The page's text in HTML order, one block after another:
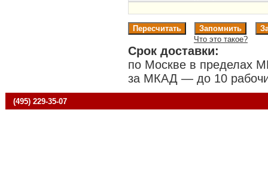
Что это такое?
Срок доставки:
по Москве в пределах
за МКАД — до 10
(495) 229-35-07